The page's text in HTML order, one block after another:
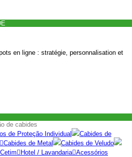
en ligne : stratégie, personnalisation et
de cabides
de Proteção Individual
Cabides de
Cabides de Metal
Cabides de Veludo
Hotel / Lavandaria Acessórios